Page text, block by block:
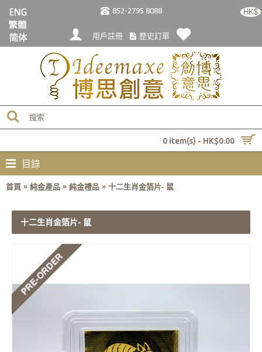
852-2795 8088 HK$
用戶註冊 歷史訂單
0 item(s) - HK$0.00
目錄
首頁 » 純金產品 » 純金禮品 » 十二生肖金箔片- 鼠
十二生肖金箔片- 鼠